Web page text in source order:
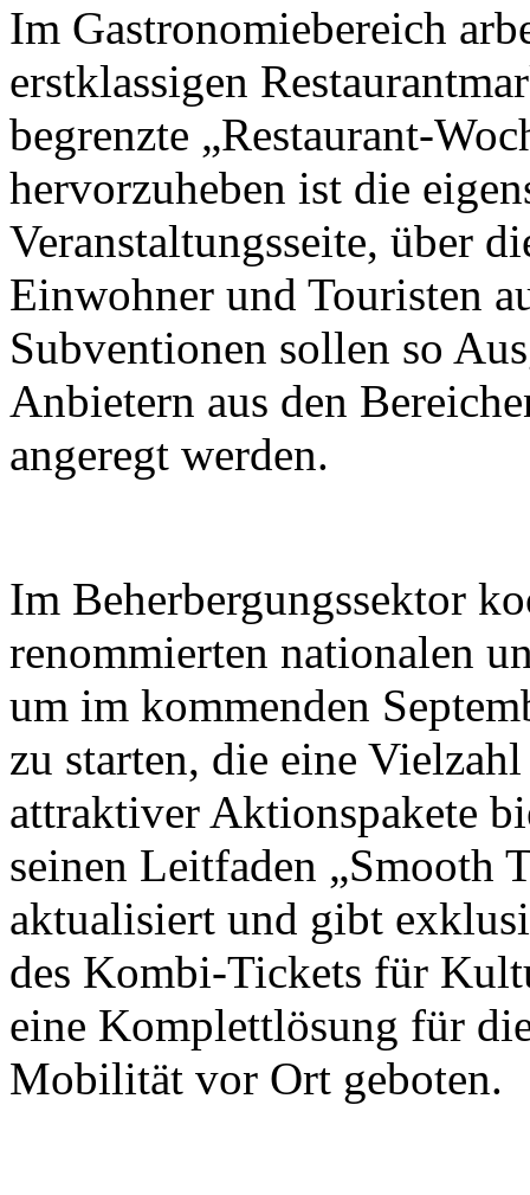
Im Gastronomiebereich
erstklassigen
begrenzte „Restaurant-
hervorzuheben ist die
Veranstaltungsseite, über
Einwohner und Touristen
Subventionen sollen so
Anbietern aus den
angeregt werden.
Im Beherbergungssektor
renommierten nationalen
um im kommenden
zu starten, die eine
attraktiver Aktionspakete
seinen Leitfaden „Smooth
aktualisiert und gibt
des Kombi-Tickets für
eine Komplettlösung für
Mobilität vor Ort geboten.